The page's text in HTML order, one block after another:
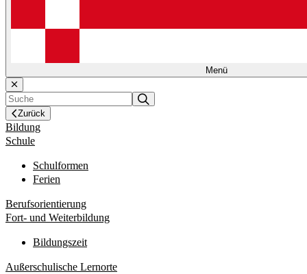
Menü
Zurück
Bildung
Schule
Schulformen
Ferien
Berufsorientierung
Fort- und Weiterbildung
Bildungszeit
Außerschulische Lernorte